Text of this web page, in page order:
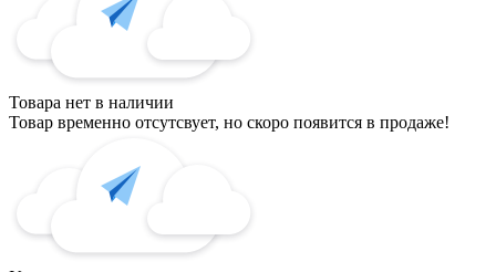
Товара нет в наличии
Товар временно отсутсвует, но скоро появится в продаже!